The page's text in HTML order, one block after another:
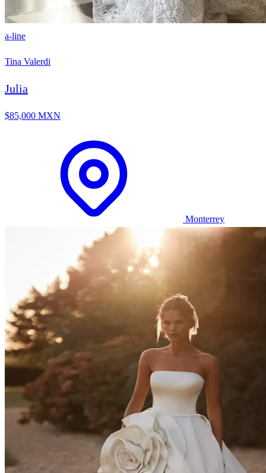
a-line
Tina Valerdi
Julia
$85,000 MXN
Monterrey